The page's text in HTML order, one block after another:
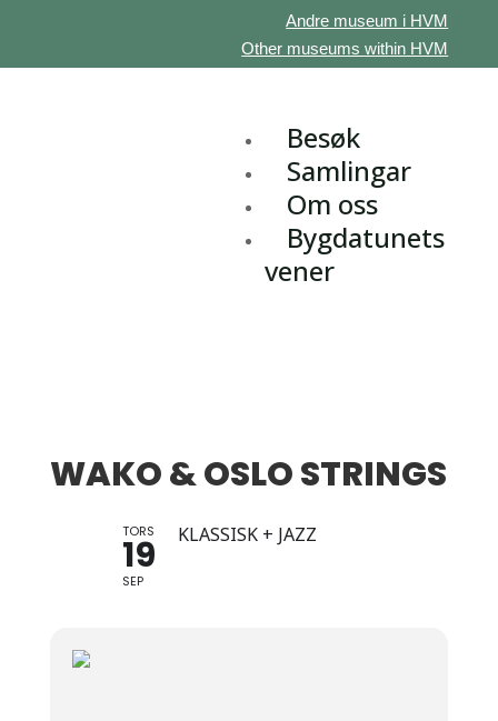
Andre museum i HVM
Other museums within HVM
Besøk
Samlingar
Om oss
Bygdatunets
vener
WAKO & OSLO STRINGS
TORS
19
SEP
KLASSISK + JAZZ